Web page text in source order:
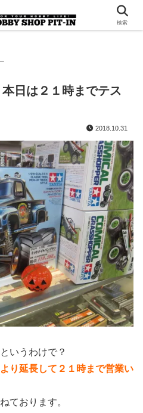
を販売。 ピットインのウェブサイトです
日は２１時までテス
2018.10.31
いうわけで？
り延長して２１時まで営業い
ております。
検索